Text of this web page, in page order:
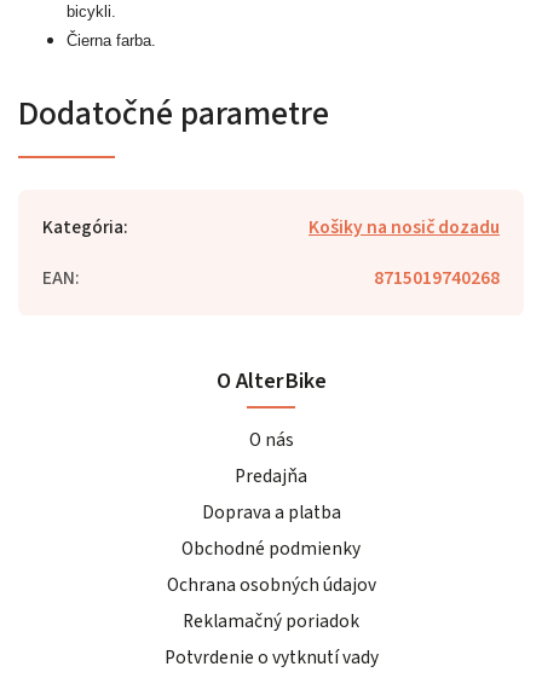
bicykli.
Čierna farba.
Dodatočné parametre
Kategória:
Košiky na nosič dozadu
EAN: 8715019740268
O AlterBike
O nás
Predajňa
Doprava a platba
Obchodné podmienky
Ochrana osobných údajov
Reklamačný poriadok
Potvrdenie o vytknutí vady